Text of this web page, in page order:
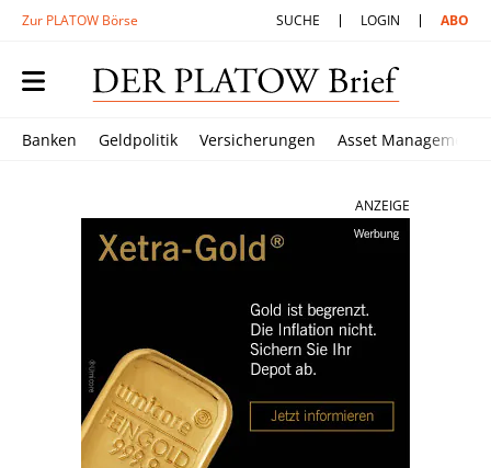
Zur PLATOW Börse SUCHE LOGIN ABO
Banken Geldpolitik Versicherungen Asset Management
ANZEIGE